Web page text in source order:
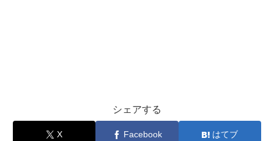
シェアする
X Facebook はてブ